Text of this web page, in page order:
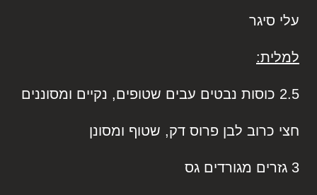
עלי סיגר
למלית:
2.5 כוסות נבטים עבים שטופים, נקיים ומסוננים
חצי כרוב לבן פרוס דק, שטוף ומסונן
3 גזרים מגורדים גס